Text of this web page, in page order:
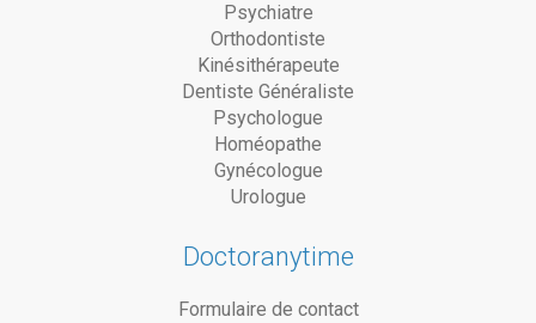
Psychiatre
Orthodontiste
Kinésithérapeute
Dentiste Généraliste
Psychologue
Homéopathe
Gynécologue
Urologue
Doctoranytime
Formulaire de contact